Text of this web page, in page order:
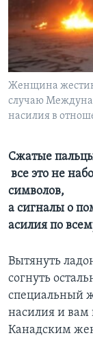
Learning English
СОЦИАЛЬНЫЕ СЕТИ
Женщина
случаю
насилия в
Сжатые
все это не
символов,
а сигналы о
асилия по
Вытянуть
согнуть
специальный
насилия и
Канадским